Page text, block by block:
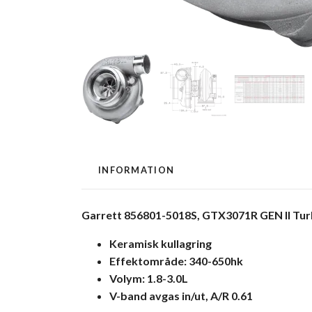
INFORMATION
Garrett 856801-5018S, GTX3071R GEN II
Keramisk kullagring
Effektområde: 340-650hk
Volym: 1.8-3.0L
V-band avgas in/ut, A/R 0.61